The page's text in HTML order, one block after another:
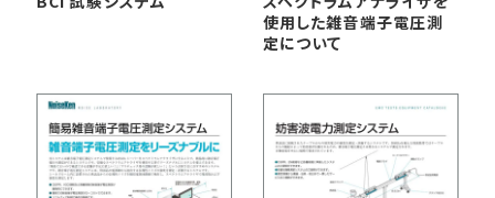
使用した雑音端子電圧測
定について